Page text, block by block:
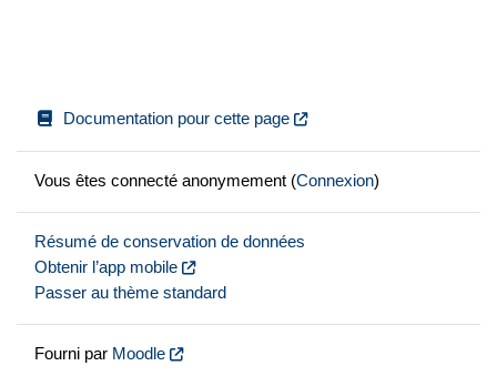
Documentation pour cette page
Vous êtes connecté anonymement (Connexion)
Résumé de conservation de données
Obtenir l’app mobile
Passer au thème standard
Fourni par Moodle